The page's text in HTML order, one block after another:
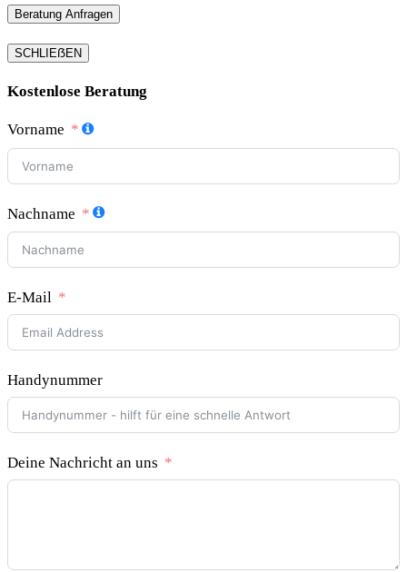
Beratung Anfragen
SCHLIEẞEN
Kostenlose Beratung
Vorname
Nachname
E-Mail
Handynummer
Deine Nachricht an uns